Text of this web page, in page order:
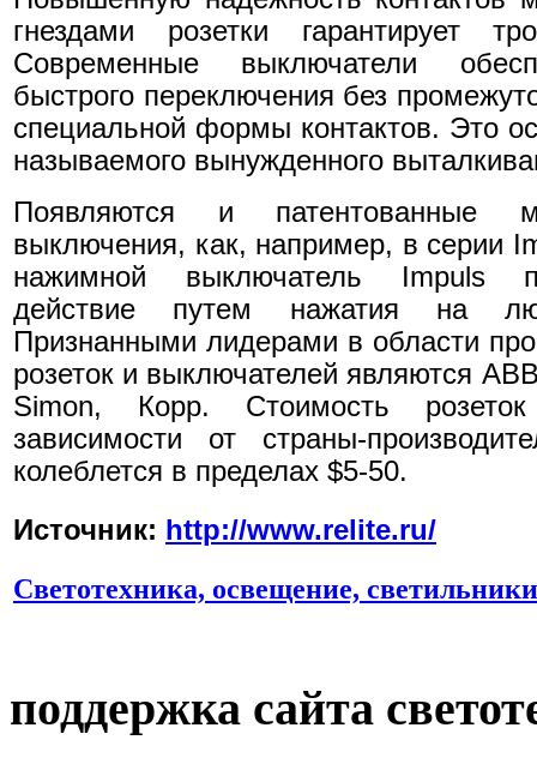
гнездами розетки гарантирует
Современные выключатели
быстрого переключения без
специальной формы контактов. Это
называемого вынужденного
Появляются и патентованные
выключения, как, например, в серии
нажимной выключатель Impuls
действие путем нажатия на
Признанными лидерами в области
розеток и выключателей являются
Simon, Корр. Стоимость
зависимости от страны-
колеблется в пределах $5-50.
Источник: http://www.relite.ru/
Светотехника, освещение, светильники
поддержка сайта